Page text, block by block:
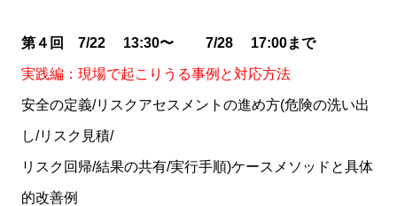
第４回 7/22 13:30〜 7/28 17:00まで
実践編：現場で起こりうる事例と対応方法
安全の定義/リスクアセスメントの進め方(危険の洗い出
し/リスク見積/
リスク回帰/結果の共有/実行手順)ケースメソッドと具体
的改善例